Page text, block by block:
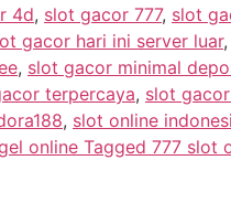
4d, slot gacor 777, slot
gacor hari ini server luar,
, slot gacor minimal
terpercaya, slot
, slot online
online Tagged 777 slot